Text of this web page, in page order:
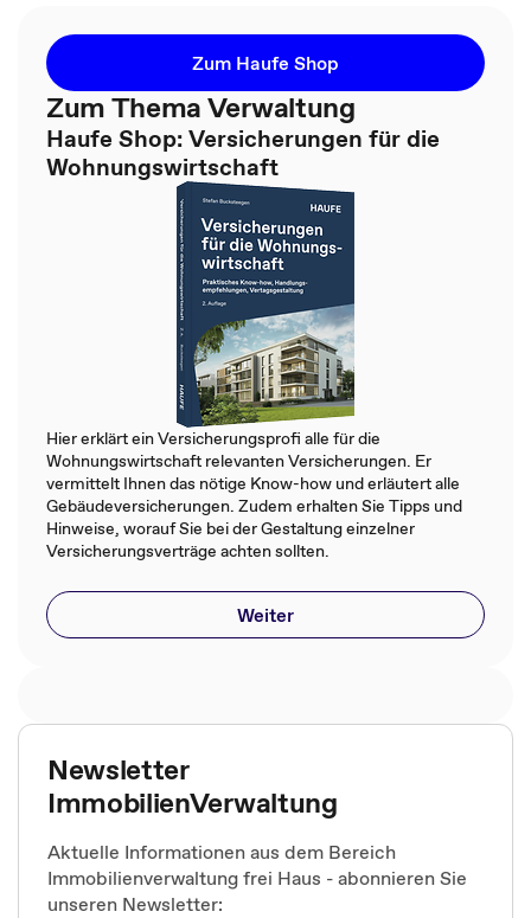
Zum Haufe Shop
Zum Thema Verwaltung
Haufe Shop: Versicherungen für die
Wohnungswirtschaft
Hier erklärt ein Versicherungsprofi alle für die
Wohnungswirtschaft relevanten Versicherungen. Er
vermittelt Ihnen das nötige Know-how und erläutert alle
Gebäudeversicherungen. Zudem erhalten Sie Tipps und
Hinweise, worauf Sie bei der Gestaltung einzelner
Versicherungsverträge achten sollten.
Weiter
Newsletter
ImmobilienVerwaltung
Aktuelle Informationen aus dem Bereich
Immobilienverwaltung frei Haus - abonnieren Sie
unseren Newsletter: